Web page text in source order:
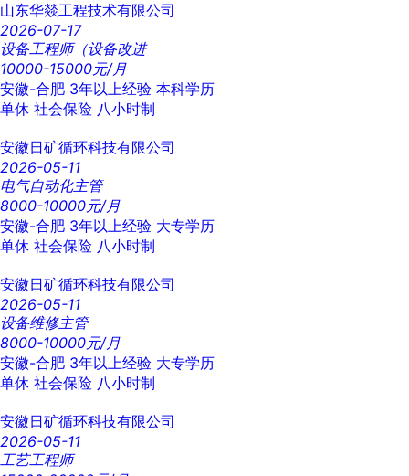
山东华燚工程技术有限公司
2026-07-17
设备工程师（设备改进
10000-15000元/月
安徽-合肥 3年以上经验 本科学历
单休 社会保险 八小时制
安徽日矿循环科技有限公司
2026-05-11
电气自动化主管
8000-10000元/月
安徽-合肥 3年以上经验 大专学历
单休 社会保险 八小时制
安徽日矿循环科技有限公司
2026-05-11
设备维修主管
8000-10000元/月
安徽-合肥 3年以上经验 大专学历
单休 社会保险 八小时制
安徽日矿循环科技有限公司
2026-05-11
工艺工程师